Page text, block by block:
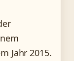
Jahr 2015.